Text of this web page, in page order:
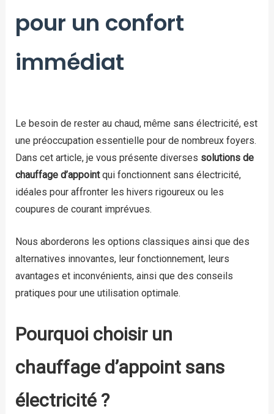
pour un confort
immédiat
Le besoin de rester au chaud, même sans électricité, est
une préoccupation essentielle pour de nombreux foyers.
Dans cet article, je vous présente diverses solutions de
chauffage d’appointqui fonctionnent sans électricité,
idéales pour affronter les hivers rigoureux ou les
coupures de courant imprévues.
Nous aborderons les options classiques ainsi que des
alternatives innovantes, leur fonctionnement, leurs
avantages et inconvénients, ainsi que des conseils
pratiques pour une utilisation optimale.
Pourquoi choisir un
chauffage d’appoint sans
électricité ?